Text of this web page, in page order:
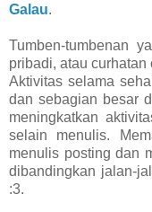
Galau.
Tumben-tumbenan
pribadi, atau
Aktivitas selama
dan sebagian besar
meningkatkan
selain menulis.
menulis posting dan
dibandingkan jalan-
:3.